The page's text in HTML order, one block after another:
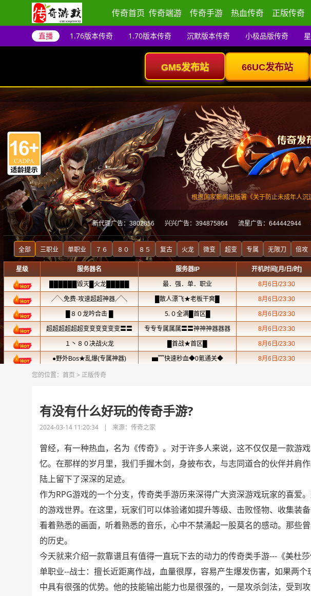
传奇首页 传奇端游 传奇手游 热血传奇 正版传奇
直播 1.76版本传奇 1.70版本传奇 沉默版本传奇 小极品版传奇
您的位置： 首页 > 正版传奇
有没有什么好玩的传奇手游?
2024-03-14 11:20:34 | 来源：传奇之家
曾经，有一种热血，名为《传奇》。对于许多人来说，这不仅仅是一款游
忆。在那样的岁月里，我们手握木剑，身披布衣，与志同道合的伙伴并肩
陆上留下了深深的足迹。
作为RPG游戏的一个分支，传奇类手游历来深得广大资深游戏玩家的喜爱
的游戏世界。在这里，玩家们可以体验诸如提升等级、击败怪物、收集装备
看着熟悉的画面，听着熟悉的音乐，心中不禁涌起一股莫名的感动。那些
的历史。
今天就来介绍一款靠谱且有值得一直玩下去的动力的传奇类手游---《美杜莎
单职业--战士：擅长近距离作战，血量很厚，容易产生爆发伤害，如果两
中具有很强的优势。他的技能输出能力也是很强的，一是攻杀剑法，受到